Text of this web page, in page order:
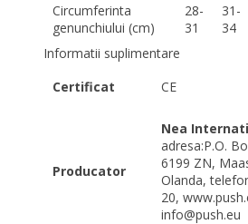
Circumferinta
genunchiului (cm)
28-
31
31-
34
Informatii suplimentare
Certificat
CE
Producator
Nea
adresa:P.O.
6199 ZN,
Olanda,
20,
info@push.eu